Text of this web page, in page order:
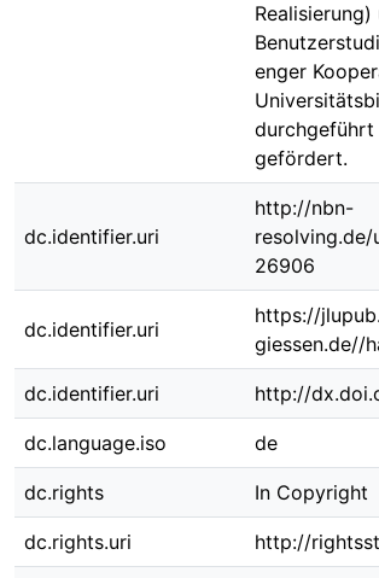
enger
durchgeführt
gefördert.
dc.identifier.uri
http://nbn-
resolving.de/
26906
dc.identifier.uri
https://
giessen.de//
dc.identifier.uri http://
dc.language.iso de
dc.rights In Copyright
dc.rights.uri http://